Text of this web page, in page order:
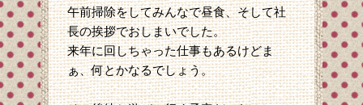
午前掃除をしてみんなで昼食、そして社
長の挨拶でおしまいでした。
来年に回しちゃった仕事もあるけどま
ぁ、何とかなるでしょう。